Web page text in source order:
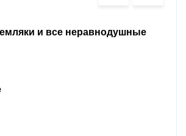
и все неравнодушные